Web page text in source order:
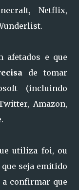
Netflix,
afetados e que
de tomar
(incluindo
Amazon,
utiliza foi, ou
que seja emitido
a confirmar que